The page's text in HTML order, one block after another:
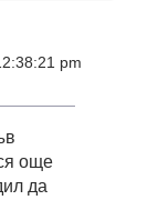
pm
още
да